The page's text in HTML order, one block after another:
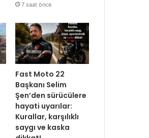
7 saat önce
Fast Moto 22
Başkanı Selim
Şen’den sürücülere
hayati uyarılar:
Kurallar, karşılıklı
saygı ve kaska